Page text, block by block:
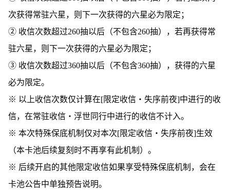
次获得常驻六星，则下一次获得的六星必为限定；
② 收信次数超过260抽以后（不包含260抽），若再获得常
驻六星，则下一次获得的六星必为限定；
③ 收信次数超过360抽以后（不包含360抽），获得的六星
必为限定。
※ 以上收信次数仅计算在[限定收信・失序前夜]中进行的收
信，在常驻收信・浮世同行中进行的收信不计入。
※ 本次特殊保底机制仅对本次[限定收信・失序前夜]生效
（本卡池后续复刻时不再享有此机制）。
※ 后续开启的其他限定收信如果享受特殊保底机制，会在
卡池公告中单独预告说明。